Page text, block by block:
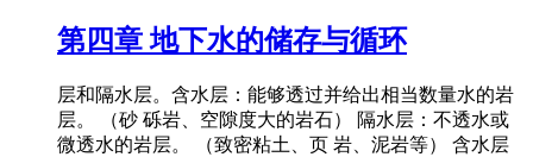
第四章 地下水的储存与循环
层和隔水层。含水层：能够透过并给出相当数量水的岩
层。 （砂 砾岩、空隙度大的岩石） 隔水层：不透水或
微透水的岩层。 （致密粘土、页 岩、泥岩等） 含水层